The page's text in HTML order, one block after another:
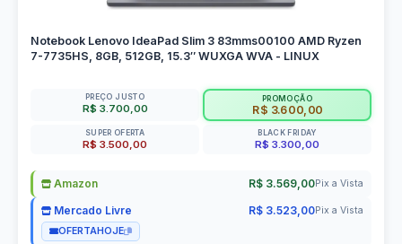
Notebook Lenovo IdeaPad Slim 3 83mms00100 AMD Ryzen
7-7735HS, 8GB, 512GB, 15.3″ WUXGA WVA - LINUX
PREÇO JUSTO
R$ 3.700,00
PROMOÇÃO
R$ 3.600,00
SUPER OFERTA
R$ 3.500,00
BLACK FRIDAY
R$ 3.300,00
Amazon R$ 3.569,00Pix a Vista
Mercado Livre R$ 3.523,00Pix a Vista
OFERTAHOJE